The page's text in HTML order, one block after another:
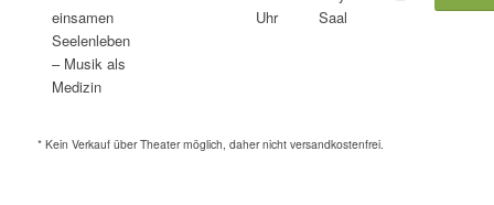
einsamen
Seelenleben
– Musik als
Medizin
Uhr
Saal
* Kein Verkauf über Theater möglich, daher nicht versandkostenfrei.